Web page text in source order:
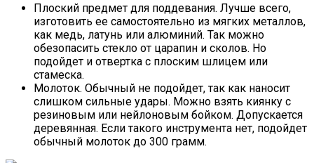
Плоский предмет для поддевания. Лучше всего,
изготовить ее самостоятельно из мягких металлов,
как медь, латунь или алюминий. Так можно
обезопасить стекло от царапин и сколов. Но
подойдет и отвертка с плоским шлицем или
стамеска.
Молоток. Обычный не подойдет, так как наносит
слишком сильные удары. Можно взять киянку с
резиновым или нейлоновым бойком. Допускается
деревянная. Если такого инструмента нет, подойдет
обычный молоток до 300 грамм.